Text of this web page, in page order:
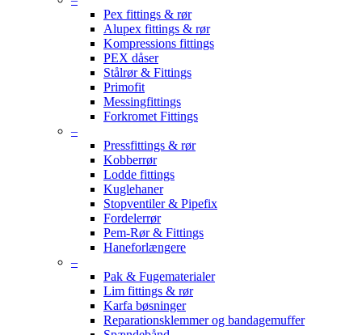
Pex fittings & rør
Alupex fittings & rør
Kompressions fittings
PEX dåser
Stålrør & Fittings
Primofit
Messingfittings
Forkromet Fittings
–
Pressfittings & rør
Kobberrør
Lodde fittings
Kuglehaner
Stopventiler & Pipefix
Fordelerrør
Pem-Rør & Fittings
Haneforlængere
–
Pak & Fugematerialer
Lim fittings & rør
Karfa bøsninger
Reparationsklemmer og bandagemuffer